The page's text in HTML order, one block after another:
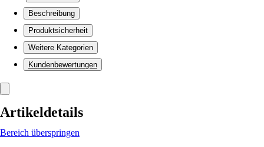
Beschreibung
Produktsicherheit
Weitere Kategorien
Kundenbewertungen
Artikeldetails
Bereich überspringen